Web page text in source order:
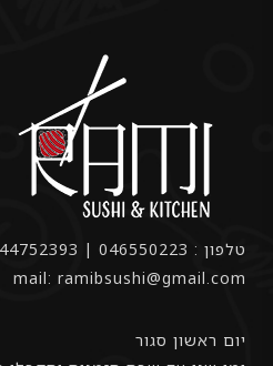
טלפון : 046550223 | 0544752393
mail: ramibsushi@gmail.com
יום ראשון סגור